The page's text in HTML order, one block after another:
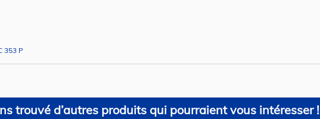
353 P
trouvé d’autres produits qui pourraient vous intéresser !